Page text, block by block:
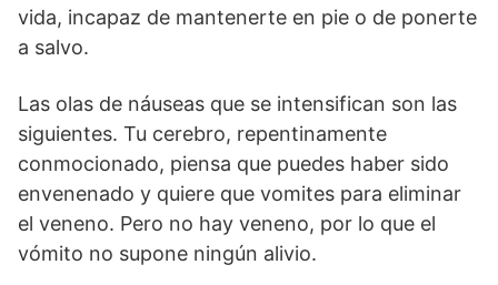
vida, incapaz de mantenerte en pie o de ponerte
a salvo.
Las olas de náuseas que se intensifican son las
siguientes. Tu cerebro, repentinamente
conmocionado, piensa que puedes haber sido
envenenado y quiere que vomites para eliminar
el veneno. Pero no hay veneno, por lo que el
vómito no supone ningún alivio.